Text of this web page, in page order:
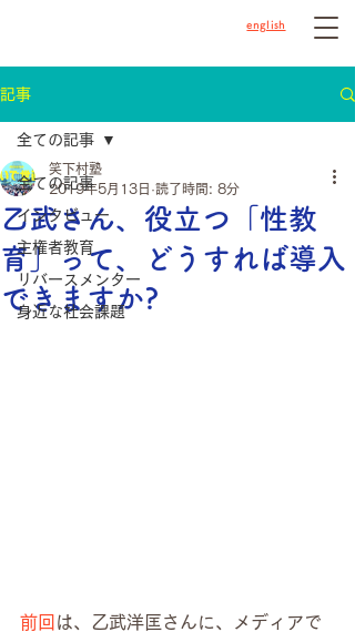
english
記事
全ての記事
インタビュー
主権者教育
リバースメンター
身近な社会課題
全ての記事
乙武さん、役立つ「性教
育」って、どうすれば導入
できますか?
笑下村塾
2019年5月13日 読了時間: 8分
前回 は、乙武洋匡さんに、メディアで